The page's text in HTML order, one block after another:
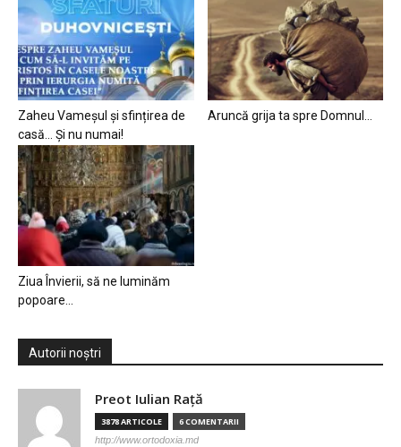
Zaheu Vameșul și sfințirea de
casă… Și nu numai!
Aruncă grija ta spre Domnul…
Ziua Învierii, să ne luminăm
popoare…
Autorii noștri
Preot Iulian Raţă
3878 ARTICOLE 6 COMENTARII
http://www.ortodoxia.md